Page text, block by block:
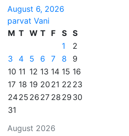
August 6, 2026
parvat Vani
August 2026
M T W T F S S
1
2
3
4 5 6 7 8
9
10 11 12 13 14 15 16
17 18 19 20 21 22 23
2425 26 27 28 29 30
31